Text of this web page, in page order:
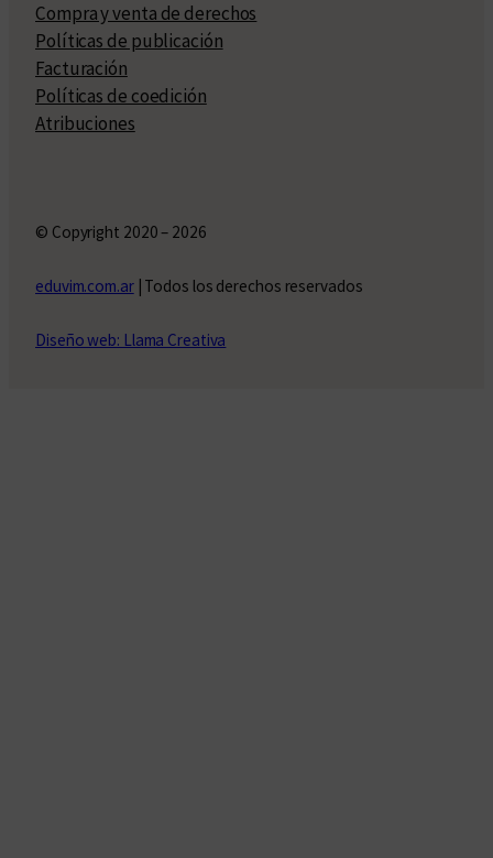
Compra y venta de derechos
Políticas de publicación
Facturación
Políticas de coedición
Atribuciones
© Copyright 2020 – 2026
eduvim.com.ar| Todos los derechos reservados
Diseño web: Llama Creativa